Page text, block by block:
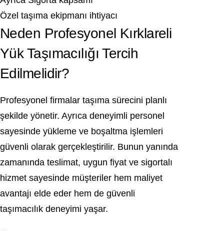
Özel taşıma ekipmanı ihtiyacı
Neden Profesyonel Kırklareli
Yük Taşımacılığı Tercih
Edilmelidir?
Profesyonel firmalar taşıma sürecini planlı
şekilde yönetir. Ayrıca deneyimli personel
sayesinde yükleme ve boşaltma işlemleri
güvenli olarak gerçekleştirilir. Bunun yanında
zamanında teslimat, uygun fiyat ve sigortalı
hizmet sayesinde müşteriler hem maliyet
avantajı elde eder hem de güvenli
taşımacılık deneyimi yaşar.